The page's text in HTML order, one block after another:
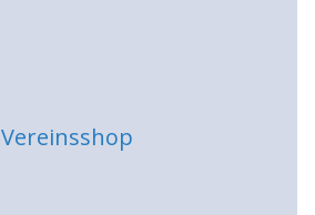
Vereinsshop